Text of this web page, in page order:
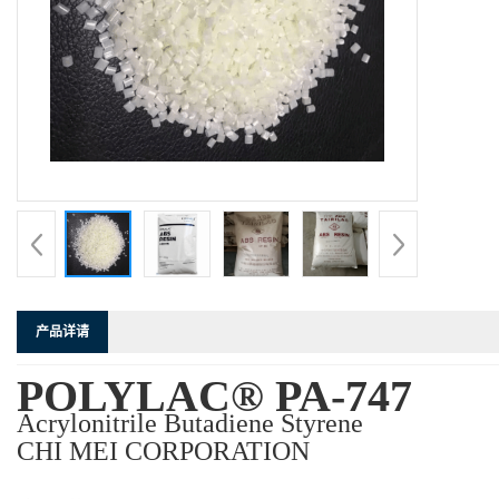
产品详请
POLYLAC® PA-747
Acrylonitrile Butadiene Styrene
CHI MEI CORPORATION